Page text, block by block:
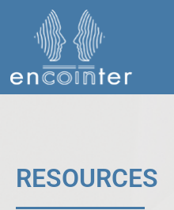
RESOURCES